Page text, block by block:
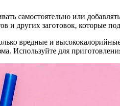
самостоятельно или
и других заготовок, которые
вредные и
Используйте для